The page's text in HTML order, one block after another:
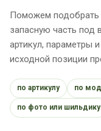
Поможем подобрать
запасную часть под
артикул, параметры
исходной позиции
по артикулу по
по фото или шильдику